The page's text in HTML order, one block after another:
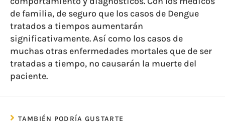
de familia, de seguro que los casos de Dengue
tratados a tiempos aumentarán
significativamente. Así como los casos de
muchas otras enfermedades mortales que de ser
tratadas a tiempo, no causarán la muerte del
paciente.
TAMBIÉN PODRÍA GUSTARTE